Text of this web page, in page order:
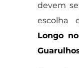
devem
escolha
Longo